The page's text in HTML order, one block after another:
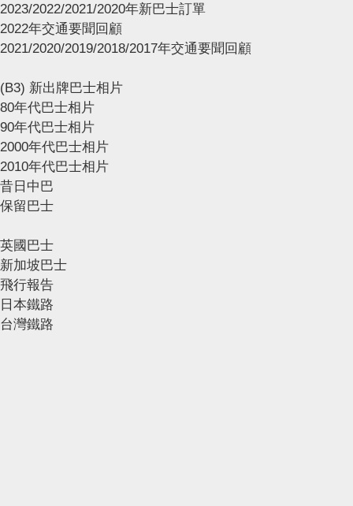
2023/2022/2021/2020年新巴士訂單
2022年交通要聞回顧
2021/2020/2019/2018/2017年交通要聞回顧
(B3) 新出牌巴士相片
80年代巴士相片
90年代巴士相片
2000年代巴士相片
2010年代巴士相片
昔日中巴
保留巴士
英國巴士
新加坡巴士
飛行報告
日本鐵路
台灣鐵路